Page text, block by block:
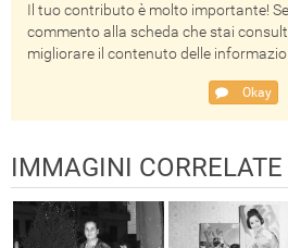
Il tuo contributo è molto importante!
commento alla scheda che stai
migliorare il contenuto delle
Okay
IMMAGINI CORRELATE